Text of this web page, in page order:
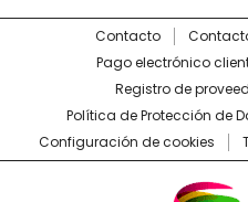
Contacto
Pago electrónico
Registro de
Política de Protección de
Configuración de cookies